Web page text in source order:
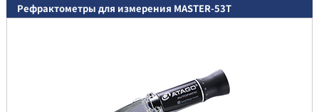
Рефрактометры для измерения MASTER-53T